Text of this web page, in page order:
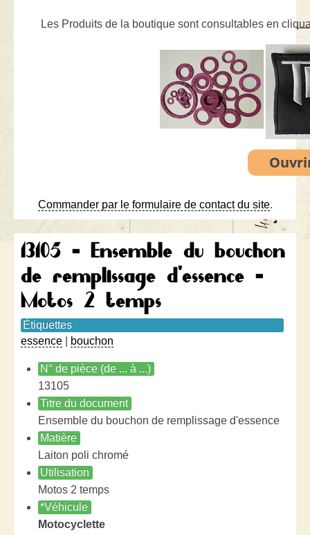
Les Produits de la boutique sont consultables en
Commander par le formulaire de contact du site.
13105 - Ensemble du bouchon
de remplissage d'essence -
Motos 2 temps
Étiquettes
essence
bouchon
N° de pièce (de ... à ...)
13105
Titre du document
Ensemble du bouchon de remplissage d'essence
Matière
Laiton poli chromé
Utilisation
Motos 2 temps
*Véhicule
Motocyclette